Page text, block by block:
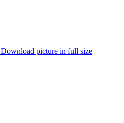
Download picture in full size